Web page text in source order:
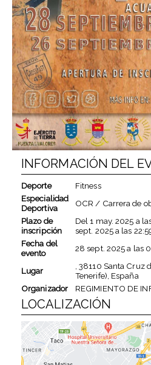
INFORMACIÓN DEL
Deporte
Fitness
Especialidad
Deportiva
OCR / Carrera de
Plazo de
inscripción
Del1 may. 2025 a
sept. 2025a las
Fecha del
evento
28 sept. 2025a las
Lugar
, 38110 Santa Cruz
Tenerife), España
Organizador
REGIMIENTO DE
LOCALIZACIÓN